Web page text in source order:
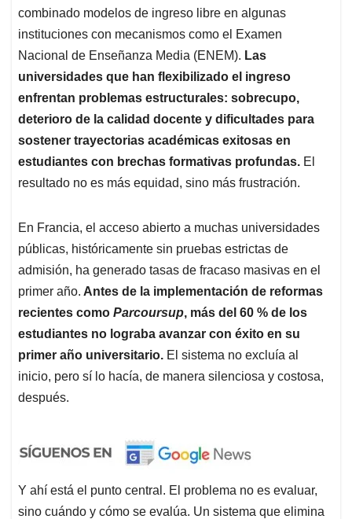
combinado modelos de ingreso libre en algunas
instituciones con mecanismos como el Examen
Nacional de Enseñanza Media (ENEM). Las
universidades que han flexibilizado el ingreso
enfrentan problemas estructurales: sobrecupo,
deterioro de la calidad docente y dificultades para
sostener trayectorias académicas exitosas en
estudiantes con brechas formativas profundas. El
resultado no es más equidad, sino más frustración.
En Francia, el acceso abierto a muchas universidades
públicas, históricamente sin pruebas estrictas de
admisión, ha generado tasas de fracaso masivas en el
primer año. Antes de la implementación de reformas
recientes como Parcoursup, más del 60 % de los
estudiantes no lograba avanzar con éxito en su
primer año universitario. El sistema no excluía al
inicio, pero sí lo hacía, de manera silenciosa y costosa,
después.
Y ahí está el punto central. El problema no es evaluar,
sino cuándo y cómo se evalúa. Un sistema que elimina